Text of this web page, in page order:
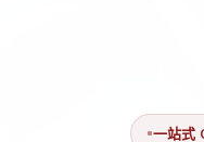
一站式